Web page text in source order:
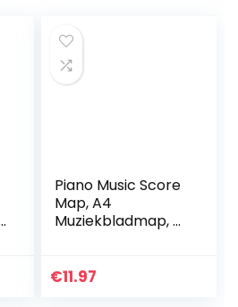
Piano Music Score
Map, A4
Muziekbladmap, 6
bestandsmap,
€11.97